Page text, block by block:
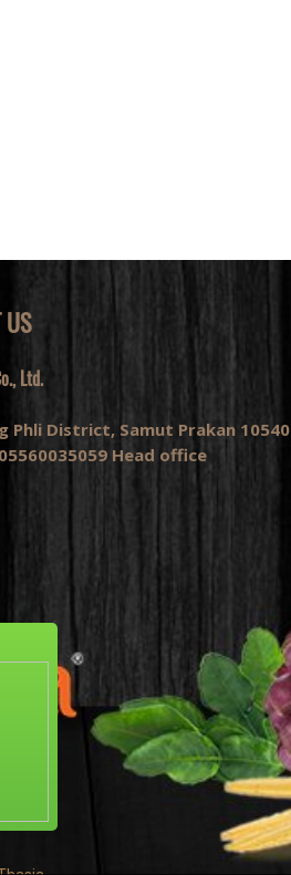
US
Ltd.
Phli District, Samut Prakan 10540
Head office